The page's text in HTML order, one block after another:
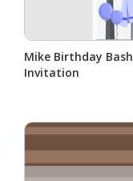
Mike Birthday Bash
Invitation